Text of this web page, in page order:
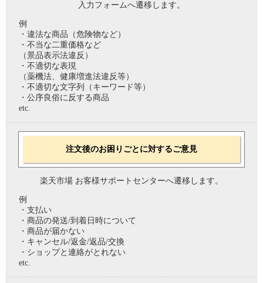
入力フォームへ遷移します。
例
・違法な商品（危険物など）
・不当な二重価格など
（景品表示法違反）
・不適切な表現
（薬機法、健康増進法違反等）
・不適切な文字列（キーワード等）
・公序良俗に反する商品
etc.
注文後のお困りごとに対するご意見
楽天市場 お客様サポートセンターへ遷移します。
例
・支払い
・商品の発送/到着日時について
・商品が届かない
・キャンセル/返金/返品/交換
・ショップと連絡がとれない
etc.